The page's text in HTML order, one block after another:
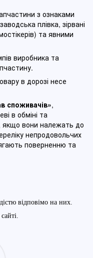
з ознаками
плівка, зірвані
та явними
виробника та
в дорозі несе
споживачів»,
в обміні та
якщо вони належать до
непродовольчих
поверненню та
відповімо на них.